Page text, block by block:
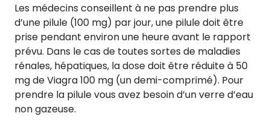
Les médecins conseillent à ne pas prendre plus
d’une pilule (100 mg) par jour, une pilule doit être
prise pendant environ une heure avant le rapport
prévu. Dans le cas de toutes sortes de maladies
rénales, hépatiques, la dose doit être réduite à 50
mg de Viagra 100 mg (un demi-comprimé). Pour
prendre la pilule vous avez besoin d’un verre d’eau
non gazeuse.